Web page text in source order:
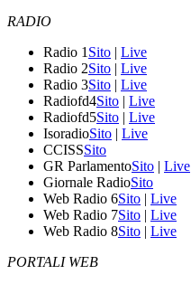
RADIO
Radio 1 Sito | Live
Radio 2Sito | Live
Radio 3Sito | Live
Radiofd4Sito | Live
Radiofd5Sito | Live
IsoradioSito | Live
CCISSSito
GR ParlamentoSito | Live
Giornale RadioSito
Web Radio 6Sito | Live
Web Radio 7Sito | Live
Web Radio 8Sito | Live
PORTALI WEB